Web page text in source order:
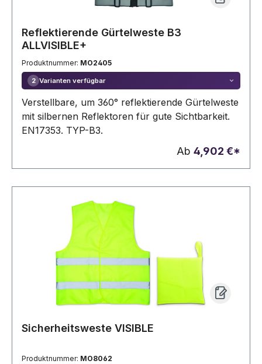
Reflektierende Gürtelweste B3
ALLVISIBLE+
Produktnummer: MO2405
2 Varianten verfügbar
Verstellbare, um 360° reflektierende Gürtelweste
mit silbernen Reflektoren für gute Sichtbarkeit.
EN17353. TYP-B3.
Ab 4,902 €*
Sicherheitsweste VISIBLE
Produktnummer: MO8062